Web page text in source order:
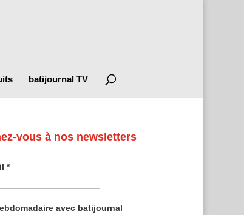
batijournal TV
vous à nos newsletters
*
avec batijournal